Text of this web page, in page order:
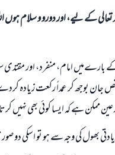
تعالی کے لیے، اور دورو و سلام
کے بارےمیں امام، منفرد، اور
جان بوجھ کر عمداً رکعت زیادہ
ممکن ہے کہ ایسا کوئی بھی نہیں
بھول کی وجہ سے ہو تو اسکی دو